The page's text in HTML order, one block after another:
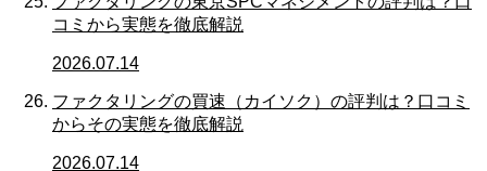
コミから実態を徹底解説
2026.07.14
ファクタリングの買速（カイソク）の評判は？口コミ
からその実態を徹底解説
2026.07.14